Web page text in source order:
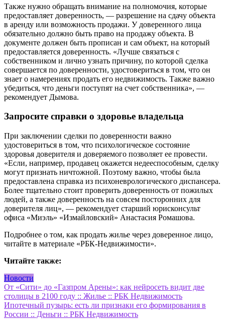
Также нужно обращать внимание на полномочия, которые
предоставляет доверенность, — разрешение на сдачу объекта
в аренду или возможность продажи. У доверенного лица
обязательно должно быть право на продажу объекта. В
документе должен быть прописан и сам объект, на который
предоставляется доверенность. «Лучше связаться с
собственником и лично узнать причину, по которой сделка
совершается по доверенности, удостовериться в том, что он
знает о намерениях продать его недвижимость. Также важно
убедиться, что деньги поступят на счет собственника», —
рекомендует Дымова.
Запросите справки о здоровье владельца
При заключении сделки по доверенности важно
удостовериться в том, что психологическое состояние
здоровья доверителя и доверяемого позволяет ее провести.
«Если, например, продавец окажется недееспособным, сделку
могут признать ничтожной. Поэтому важно, чтобы была
предоставлена справка из психоневрологического диспансера.
Более тщательно стоит проверить доверенность от пожилых
людей, а также доверенность на совсем посторонних для
доверителя лиц», — рекомендует старший юрисконсульт
офиса «Миэль» «Измайловский» Анастасия Ромашова.
Подробнее о том, как продать жилье через доверенное лицо,
читайте в материале «РБК-Недвижимости».
Читайте также:
Новости
Навигация
по
записям
От «Сити» до «Газпром Арены»: как нейросеть видит две
столицы в 2100 году :: Жилье :: РБК Недвижимость
Ипотечный пузырь: есть ли признаки его формирования в
России :: Деньги :: РБК Недвижимость